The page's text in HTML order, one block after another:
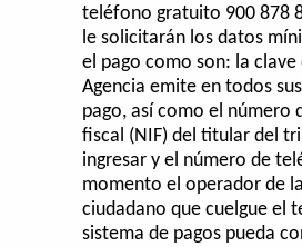
teléfono gratuito 900 878
le solicitarán los datos
el pago como son: la clave
Agencia emite en todos
pago, así como el número
fiscal (NIF) del titular del
ingresar y el número de
momento el operador de
ciudadano que cuelgue el
sistema de pagos pueda